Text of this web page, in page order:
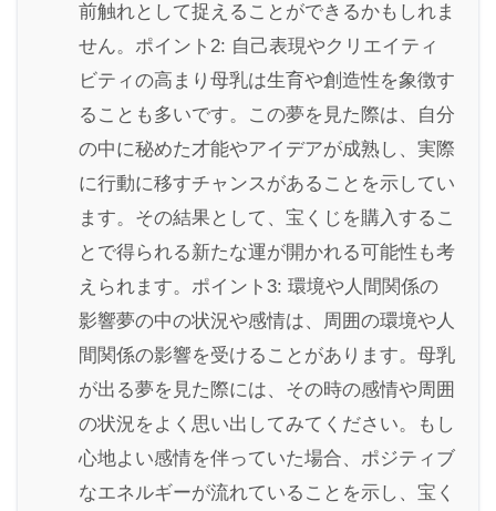
前触れとして捉えることができるかもしれま
せん。ポイント2: 自己表現やクリエイティ
ビティの高まり母乳は生育や創造性を象徴す
ることも多いです。この夢を見た際は、自分
の中に秘めた才能やアイデアが成熟し、実際
に行動に移すチャンスがあることを示してい
ます。その結果として、宝くじを購入するこ
とで得られる新たな運が開かれる可能性も考
えられます。ポイント3: 環境や人間関係の
影響夢の中の状況や感情は、周囲の環境や人
間関係の影響を受けることがあります。母乳
が出る夢を見た際には、その時の感情や周囲
の状況をよく思い出してみてください。もし
心地よい感情を伴っていた場合、ポジティブ
なエネルギーが流れていることを示し、宝く